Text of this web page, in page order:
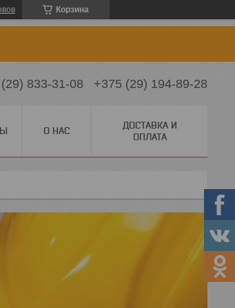
Корзина
833-31-08 +375 (29) 194-89-28
О НАС
ДОСТАВКА И
ОПЛАТА